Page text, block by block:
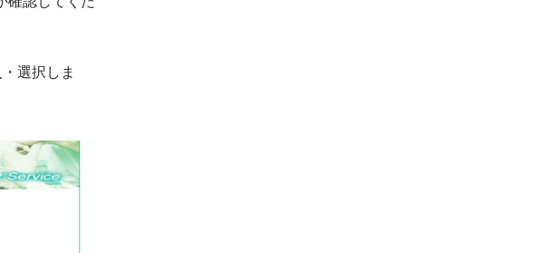
選択しま